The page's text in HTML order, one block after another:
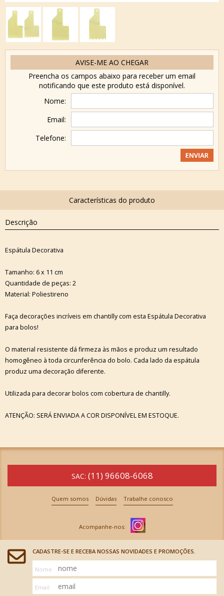
AVISE-ME AO CHEGAR
Preencha os campos abaixo para receber um email
notificando que este produto está disponível.
Nome:
Email:
Telefone:
Descrição
Espátula Decorativa
Tamanho: 6 x 11 cm
Quantidade de peças: 2
Material: Poliestireno
Faça decorações incríveis em chantilly com esta Espátula Decorativa
para bolos!
O material resistente dá firmeza às mãos e produz um resultado
homogêneo à toda circunferência do bolo. Cada lado da espátula
produz uma decoração diferente.
Utilizada para decorar bolos com cobertura de chantilly.
ATENÇÃO: SERÁ ENVIADA A COR DISPONÍVEL EM ESTOQUE.
SAC: (11) 96608-6068
Quem somos Dúvidas Trabalhe conosco
CADASTRE-SE E RECEBA NOSSAS NOVIDADES E PROMOÇÕES.
Nome
Email